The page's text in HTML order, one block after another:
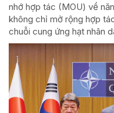
nhớ hợp tác (MOU) về
không chỉ mở rộng hợp
chuỗi cung ứng hạt nhân